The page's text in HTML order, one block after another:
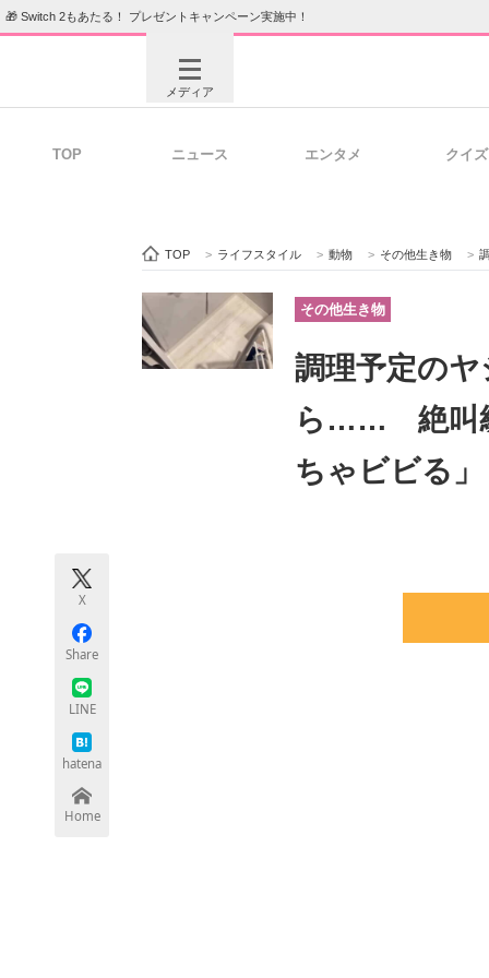
🎁 Switch 2もあたる！ プレゼントキャンペーン実施中！
メディア
ビジネスと働き方のヒント
企業向け
TOP ニュース エンタメ クイズ
TOP > ライフスタイル > 動物 > その他生き物 > 調
その他生き物
調理予定の
ら…… 絶叫
ちゃビビる
X
Share
LINE
hatena
Home